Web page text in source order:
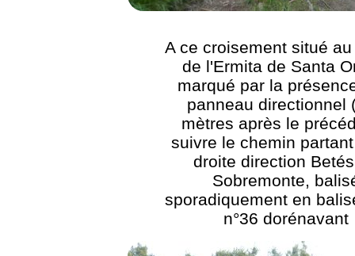
A ce croisement situé
de l'Ermita de Santa
marqué par la
panneau directionnel
mètres après le
suivre le chemin
droite direction
Sobremonte,
sporadiquement en
n°36 dorénavant